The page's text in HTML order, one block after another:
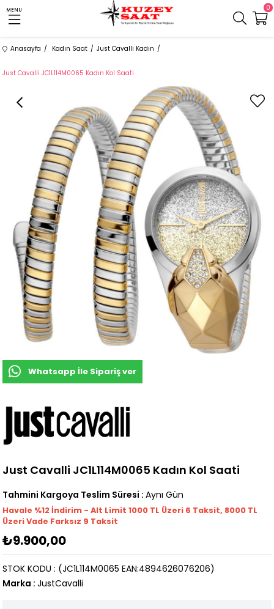
MENU 0
Anasayfa Kadın Saat Just Cavalli Kadın
Just Cavalli JC1L114M0065 Kadın Kol Saati
Whatsapp İle Sipariş ver
Just Cavalli JC1L114M0065 Kadın Kol Saati
Tahmini Kargoya Teslim Süresi : Aynı Gün
Havale %12 İndirim - Alt Limit 1000 TL Üzeri 6 Taksit, 8000 TL
Üzeri Vade Farksız 9 Taksit
₺9.900,00
(JC1L114M0065 EAN:4894626076206)
STOK KODU
Marka : JustCavalli